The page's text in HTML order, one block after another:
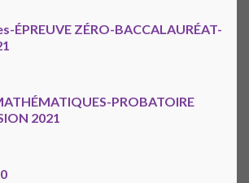
ÉPREUVE ZÉRO-BACCALAURÉAT-
PROBATOIRE
2021